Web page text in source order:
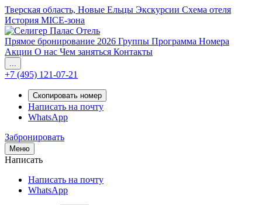
Тверская область, Новые Ельцы Экскурсии Схема отеля
История MICE-зона
Прямое бронирование 2026 Группы Программа Номера
Акции О нас Чем заняться Контакты
...
+7 (495) 121-07-21
Скопировать номер
Написать на почту
WhatsApp
Забронировать
Меню
Написать
Написать на почту
WhatsApp